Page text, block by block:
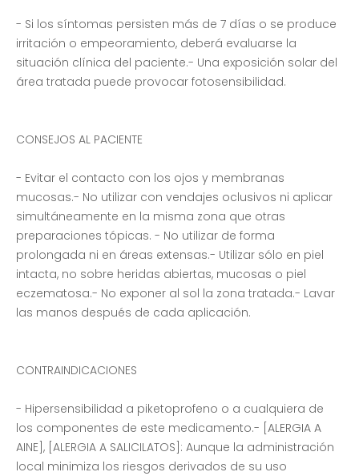
- Si los síntomas persisten más de 7 días o se produce
irritación o empeoramiento, deberá evaluarse la
situación clínica del paciente.- Una exposición solar del
área tratada puede provocar fotosensibilidad.
CONSEJOS AL PACIENTE
- Evitar el contacto con los ojos y membranas
mucosas.- No utilizar con vendajes oclusivos ni aplicar
simultáneamente en la misma zona que otras
preparaciones tópicas. - No utilizar de forma
prolongada ni en áreas extensas.- Utilizar sólo en piel
intacta, no sobre heridas abiertas, mucosas o piel
eczematosa.- No exponer al sol la zona tratada.- Lavar
las manos después de cada aplicación.
CONTRAINDICACIONES
- Hipersensibilidad a piketoprofeno o a cualquiera de
los componentes de este medicamento.- [ALERGIA A
AINE], [ALERGIA A SALICILATOS]: Aunque la administración
local minimiza los riesgos derivados de su uso